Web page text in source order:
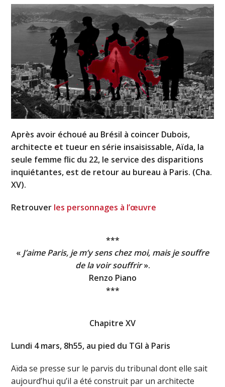
Après avoir échoué au Brésil à coincer Dubois,
architecte et tueur en série insaisissable, Aïda, la
seule femme flic du 22, le service des disparitions
inquiétantes, est de retour au bureau à Paris. (Cha.
XV).
Retrouver les personnages à l’œuvre
***
« J’aime Paris, je m’y sens chez moi, mais je souffre
de la voir souffrir».
Renzo Piano
***
Chapitre XV
Lundi 4 mars, 8h55, au pied du TGI à Paris
Aïda se presse sur le parvis du tribunal dont elle sait
aujourd’hui qu’il a été construit par un architecte